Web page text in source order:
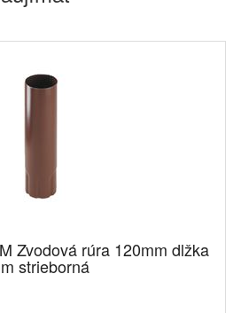
Zvodová rúra 120mm dlžka
strieborná